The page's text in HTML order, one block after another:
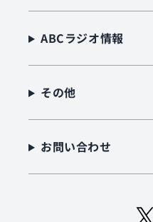
ABCラジオ情報
その他
お問い合わせ